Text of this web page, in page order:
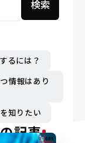
検索
るには？
情報はあり
知りたい
記事